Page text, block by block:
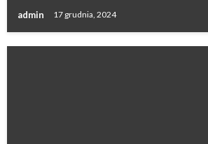
admin 17 grudnia, 2024